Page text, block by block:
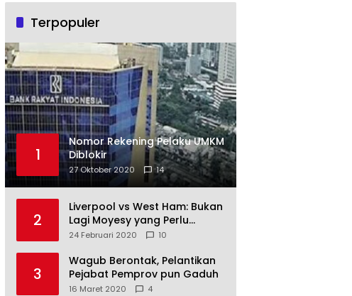
Terpopuler
1
Nomor Rekening Pelaku UMKM
Diblokir
27 Oktober 2020 14
2
Liverpool vs West Ham: Bukan
Lagi Moyesy yang Perlu
Ditakuti
24 Februari 2020 10
3
Wagub Berontak, Pelantikan
Pejabat Pemprov pun Gaduh
16 Maret 2020 4